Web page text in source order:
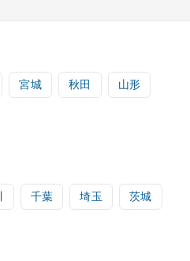
宮城 秋田 山形
千葉 埼玉 茨城